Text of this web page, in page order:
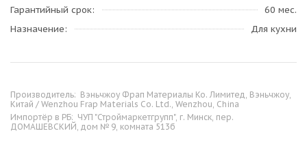
Гарантийный срок
60 мес.
Назначение
Для кухни
Производитель: Вэньчжоу Фрап Материалы Ко. Лимитед, Вэньчжоу,
Китай / Wenzhou Frap Materials Co. Ltd., Wenzhou, China
Импортёр в РБ: ЧУП "Строймаркетгрупп", г. Минск, пер.
ДОМАШЕВСКИЙ, дом № 9, комната 513б